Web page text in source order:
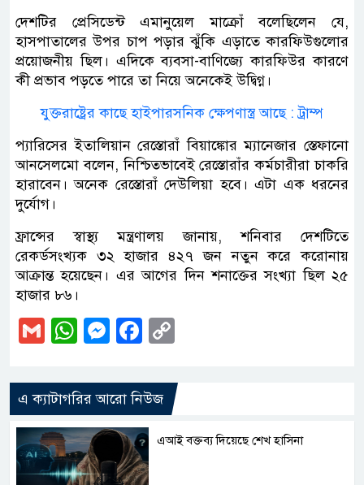
দেশটির প্রেসিডেন্ট এমানুয়েল মাক্রোঁ বলেছিলেন যে,
হাসপাতালের উপর চাপ পড়ার ঝুঁকি এড়াতে কারফিউগুলোর
প্রয়োজনীয় ছিল। এদিকে ব্যবসা-বাণিজ্যে কারফিউর কারণে
কী প্রভাব পড়তে পারে তা নিয়ে অনেকেই উদ্বিগ্ন।
যুক্তরাষ্ট্রের কাছে হাইপারসনিক ক্ষেপণাস্ত্র আছে : ট্রাম্প
প্যারিসের ইতালিয়ান রেস্তোরাঁ বিয়াঙ্কোর ম্যানেজার স্তেফানো
আনসেলমো বলেন, নিশ্চিতভাবেই রেস্তোরাঁর কর্মচারীরা চাকরি
হারাবেন। অনেক রেস্তোরাঁ দেউলিয়া হবে। এটা এক ধরনের
দুর্যোগ।
ফ্রান্সের স্বাস্থ্য মন্ত্রণালয় জানায়, শনিবার দেশটিতে
রেকর্ডসংখ্যক ৩২ হাজার ৪২৭ জন নতুন করে করোনায়
আক্রান্ত হয়েছেন। এর আগের দিন শনাক্তের সংখ্যা ছিল ২৫
হাজার ৮৬।
GmailWhatsApp
Messenger
Facebook
এ ক্যাটাগরির আরো নিউজ
এআই বক্তব্য দিয়েছে শেখ হাসিনা